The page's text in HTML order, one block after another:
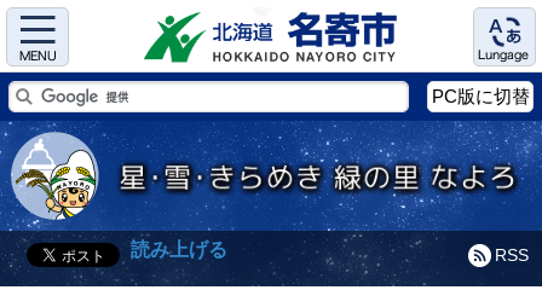
Menu Language
PC版に切替
RSS
読み上げる